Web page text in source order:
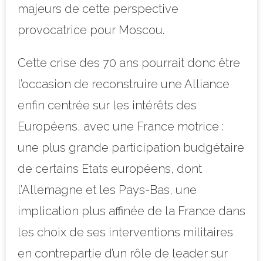
majeurs de cette perspective
provocatrice pour Moscou.
Cette crise des 70 ans pourrait donc être
l’occasion de reconstruire une Alliance
enfin centrée sur les intérêts des
Européens, avec une France motrice :
une plus grande participation budgétaire
de certains Etats européens, dont
l’Allemagne et les Pays-Bas, une
implication plus affinée de la France dans
les choix de ses interventions militaires
en contrepartie d’un rôle de leader sur